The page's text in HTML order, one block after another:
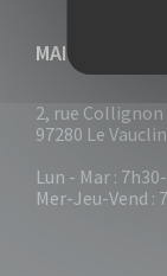
MAIRIE DU
2, rue Collignon
97280 Le Vauclin
Lun - Mar :
Mer-Jeu-Vend :